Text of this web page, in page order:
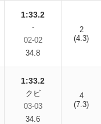
1:33.2
-
02-02
34.8
2
(4.3)
1:33.2
クビ
03-03
34.6
4
(7.3)